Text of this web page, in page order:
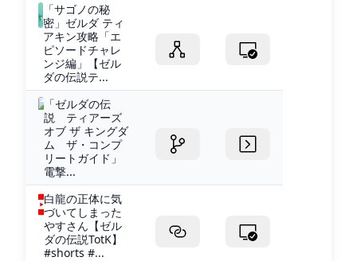
「サゴノの秘
密」ゼルダ ティ
アキン攻略「エ
ピソードチャレ
ンジ編」【ゼル
ダの伝説テ...
「ゼルダの伝
説 ティアーズ
オブ ザ キングダ
ム ザ・コンプ
リートガイド」
電撃...
白龍の正体に気
づいてしまった
やすさん【ゼル
ダの伝説TotK】
#shorts #...